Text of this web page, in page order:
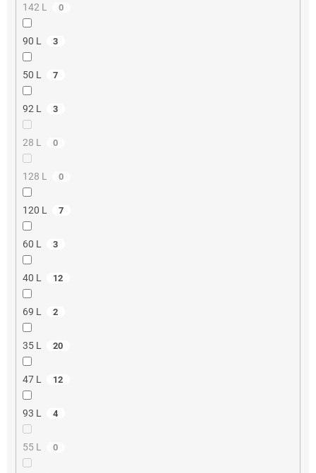
142 L 0
90 L 3
50 L 7
92 L 3
28 L 0
128 L 0
120 L 7
60 L 3
40 L 12
69 L 2
35 L 20
47 L 12
93 L 4
55 L 0